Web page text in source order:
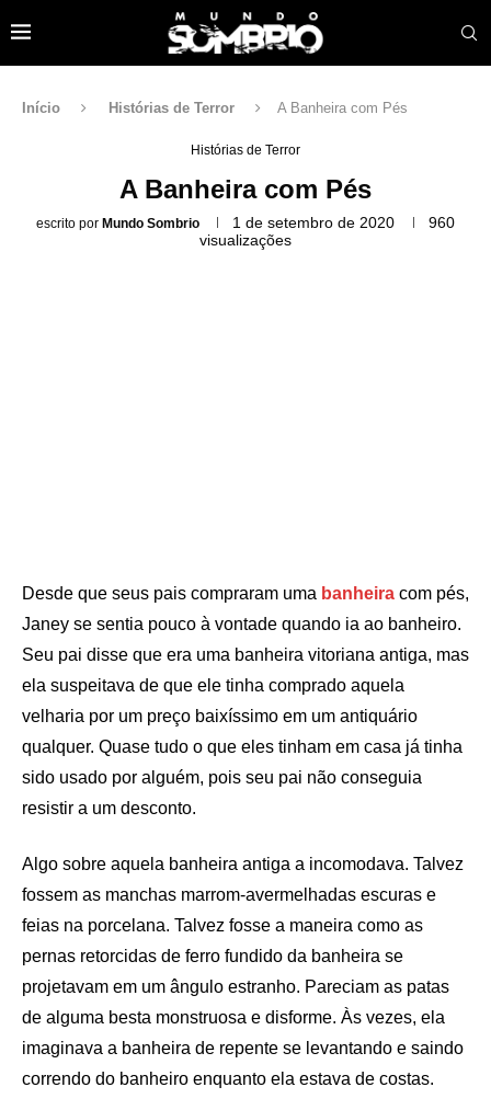
Início Histórias de Terror A Banheira com Pés
Histórias de Terror
A Banheira com Pés
escrito por Mundo Sombrio 1 de setembro de 2020
960
visualizações
Desde que seus pais compraram uma banheira com pés,
Janey se sentia pouco à vontade quando ia ao banheiro.
Seu pai disse que era uma banheira vitoriana antiga, mas
ela suspeitava de que ele tinha comprado aquela
velharia por um preço baixíssimo em um antiquário
qualquer. Quase tudo o que eles tinham em casa já tinha
sido usado por alguém, pois seu pai não conseguia
resistir a um desconto.
Algo sobre aquela banheira antiga a incomodava. Talvez
fossem as manchas marrom-avermelhadas escuras e
feias na porcelana. Talvez fosse a maneira como as
pernas retorcidas de ferro fundido da banheira se
projetavam em um ângulo estranho. Pareciam as patas
de alguma besta monstruosa e disforme. Às vezes, ela
imaginava a banheira de repente se levantando e saindo
correndo do banheiro enquanto ela estava de costas.